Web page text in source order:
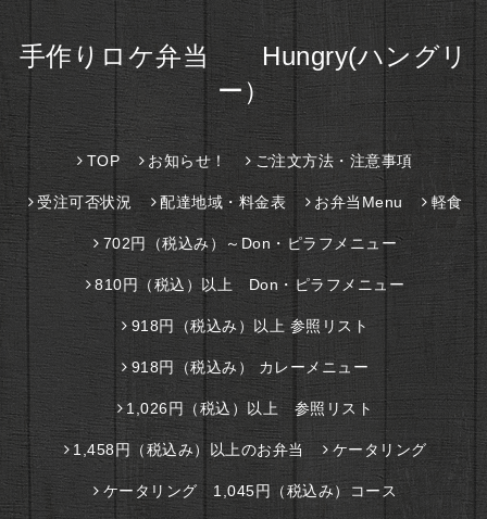
手作りロケ弁当 Hungry(ハングリ
ー）
TOP お知らせ！ ご注文方法・注意事項
受注可否状況 配達地域・料金表 お弁当Menu 軽食
702円（税込み）～Don・ピラフメニュー
810円（税込）以上 Don・ピラフメニュー
918円（税込み）以上 参照リスト
918円（税込み） カレーメニュー
1,026円（税込）以上 参照リスト
1,458円（税込み）以上のお弁当 ケータリング
ケータリング 1,045円（税込み）コース